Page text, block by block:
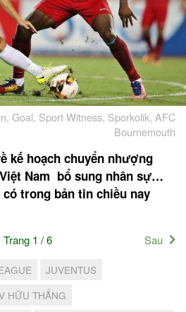
Goal, Sport Witness, Sporkolik, AFC
Bournemouth
kế hoạch chuyển nhượng
Nam bổ sung nhân sự…
trong bản tin chiều nay
Trang 1 / 6 Sau
JUVENTUS
HỮU THẮNG